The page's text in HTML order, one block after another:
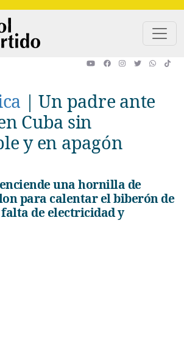
|Un padre ante
Cuba sin
y en apagón
para calentar el biberón de
de electricidad y